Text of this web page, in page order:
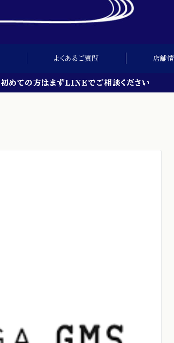
よくあるご質問 店舗
初めての方はまずLINEでご相談ください